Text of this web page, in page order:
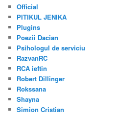
Official
PITIKUL JENIKA
Plugins
Poezii Dacian
Psihologul de serviciu
RazvanRC
RCA ieftin
Robert Dillinger
Rokssana
Shayna
Simion Cristian